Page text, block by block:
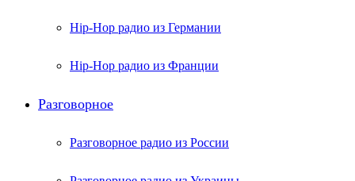
Hip-Hop радио из Германии
Hip-Hop радио из Франции
Разговорное
Разговорное радио из России